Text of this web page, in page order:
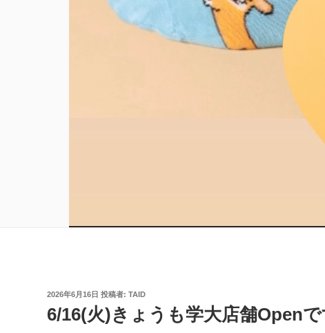
投
日:
2026年6月16日 投稿者: TAID
6/16(火)きょうも学大店舗Openで